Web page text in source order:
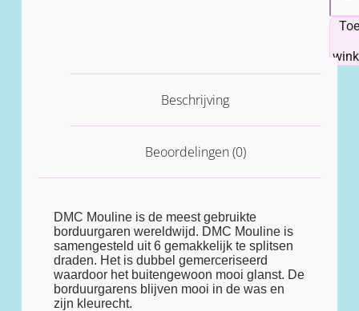
Beschrijving
Beoordelingen (0)
DMC Mouline is de meest gebruikte
borduurgaren wereldwijd. DMC Mouline is
samengesteld uit 6 gemakkelijk te splitsen
draden. Het is dubbel gemerceriseerd
waardoor het buitengewoon mooi glanst. De
borduurgarens blijven mooi in de was en
zijn kleurecht.